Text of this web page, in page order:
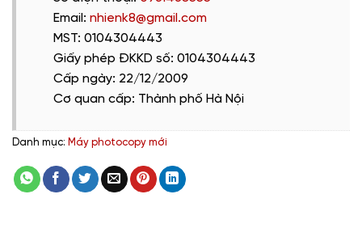
Email: nhienk8@gmail.com
MST: 0104304443
Giấy phép ĐKKD số: 0104304443
Cấp ngày: 22/12/2009
Cơ quan cấp: Thành phố Hà Nội
Danh mục: Máy photocopy mới